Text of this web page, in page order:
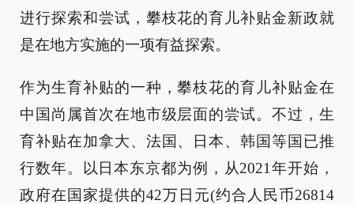
进行探索和尝试，攀枝花的育儿补贴金新政就
是在地方实施的一项有益探索。
作为生育补贴的一种，攀枝花的育儿补贴金在
中国尚属首次在地市级层面的尝试。不过，生
育补贴在加拿大、法国、日本、韩国等国已推
行数年。以日本东京都为例，从2021年开始，
政府在国家提供的42万日元(约合人民币26814